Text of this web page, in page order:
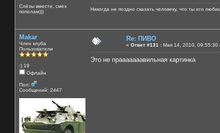
Слёзы вместе, смех
пополам)))
Никогда не поздно сказать человеку, что ты его
Makar
Член клуба
Пользователи
:) 19
Офлайн
Пол:
Сообщений: 2447
Re: ПИВО
« Ответ #131 : Мая 14, 2010, 09:55:30
Это не прааааааавильная картинка